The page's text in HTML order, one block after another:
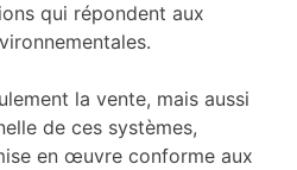
qui répondent aux
la vente, mais aussi
de ces systèmes,
en œuvre conforme aux